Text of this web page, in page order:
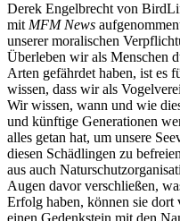
Derek Engelbrecht von
mitMFM News
unserer moralischen
Überleben wir als Menschen
Arten gefährdet haben, ist es
wissen, dass wir als
Wir wissen, wann und wie
und künftige Generationen
alles getan hat, um unsere
diesen Schädlingen zu
aus auch
Augen davor verschließen,
Erfolg haben, können sie dort